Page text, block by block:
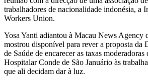
trabalhadores de nacionalidade indonésia, a
Workers Union.
Yosa Yanti adiantou à Macau News Agency
mostrou disponível para rever a proposta da
de Saúde de encarecer as taxas
Hospitalar Conde de São Januário às
que ali decidam dar à luz.